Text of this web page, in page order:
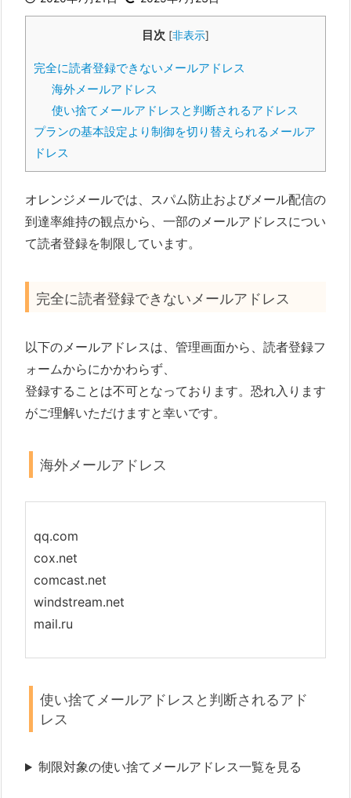
目次 [非表示]
完全に読者登録できないメールアドレス
海外メールアドレス
使い捨てメールアドレスと判断されるアドレス
プランの基本設定より制御を切り替えられるメールア
ドレス
オレンジメールでは、スパム防止およびメール配信の
到達率維持の観点から、一部のメールアドレスについ
て読者登録を制限しています。
完全に読者登録できないメールアドレス
以下のメールアドレスは、管理画面から、読者登録フ
ォームからにかかわらず、
登録することは不可となっております。恐れ入ります
がご理解いただけますと幸いです。
海外メールアドレス
qq.com
cox.net
comcast.net
windstream.net
mail.ru
使い捨てメールアドレスと判断されるアド
レス
制限対象の使い捨てメールアドレス一覧を見る